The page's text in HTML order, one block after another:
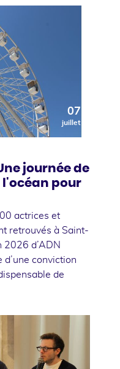
07
juillet
journée de
l'océan pour
actrices et
retrouvés à Saint-
2026 d’ADN
d’une conviction
de